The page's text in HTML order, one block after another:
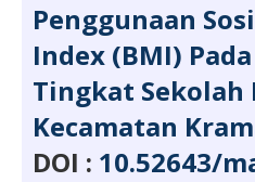
Penggunaan
Index (BMI)
Tingkat Sekolah
Kecamatan
DOI : 10.52643/